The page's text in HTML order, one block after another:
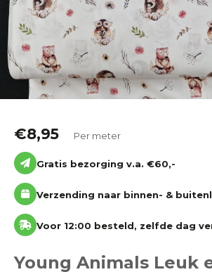
Grootverbruik
Tijdpakker stof
€8,95 Per meter
Gratis bezorging v.a. €60,-
Verzending naar binnen- &
Voor 12:00 besteld, zelfde dag
Young Animals Leuk